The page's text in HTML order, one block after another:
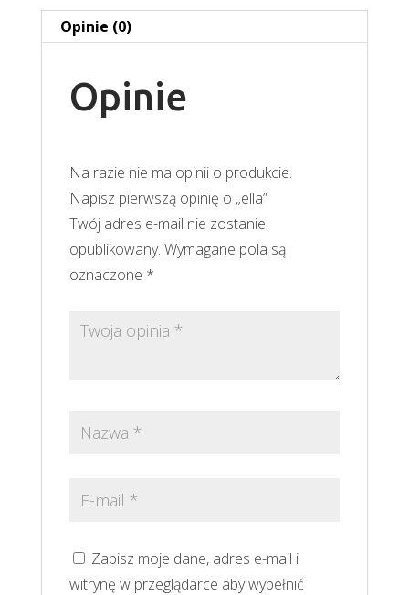
Opinie (0)
Opinie
Na razie nie ma opinii o produkcie.
Napisz pierwszą opinię o „ella”
Twój adres e-mail nie zostanie
opublikowany. Wymagane pola są
oznaczone *
Zapisz moje dane, adres e-mail i
witrynę w przeglądarce aby wypełnić